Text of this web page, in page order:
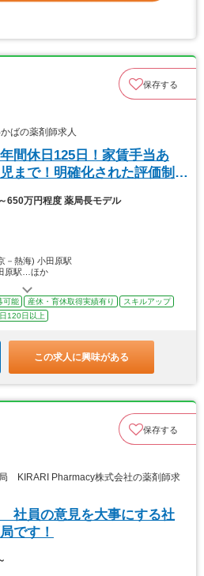
保存する
ばの薬剤師求人
間休日125日！家賃手当あ
まで！明確化された評価制
650万円程度 薬局長モデル
－熱海) 小田原駅
原駅…ほか
可能 産休・育休取得実績有り
スキルアップ
120日以上
この求人に興味がある
保存する
KIRARI Pharmacy株式会社の薬剤師求
社員の意見を大事にする社
です！